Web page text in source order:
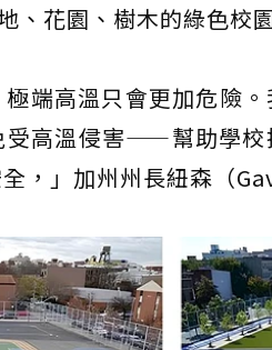
、花園、樹木的綠色校
極端高溫只會更加危險
受高溫侵害——幫助學
，」加州州長紐森（